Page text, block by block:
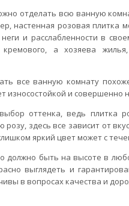
отделать всю ванную
настенная розовая плитка
и расслабленности в
кремового, а хозяева
все ванную комнату
износостойкой и
оттенка, ведь
здесь все зависит от
яркий цвет может с
должно быть на высоте в
выглядеть и
в вопросах качества и